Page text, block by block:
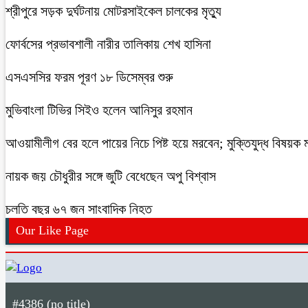
শ্রীপুরে সড়ক দুর্ঘটনায় মোটরসাইকেল চালকের মৃত্যু
ফোর্বসের প্রভাবশালী নারীর তালিকায় শেখ হাসিনা
এসএসসির ফরম পূরণ ১৮ ডিসেম্বর শুরু
মুভিবাংলা টিভির সিইও হলেন আনিসুর রহমান
আওয়ামীলীগ বের হলে পায়ের নিচে পিষ্ট হয়ে মরবেন; মুক্তিযুদ্ধ বিষয়ক
নায়ক জয় চৌধুরীর সঙ্গে জুটি বেধেছেন অপু বিশ্বাস
চলতি বছর ৬৭ জন সাংবাদিক নিহত
Our Like Page
#4386 (no title)